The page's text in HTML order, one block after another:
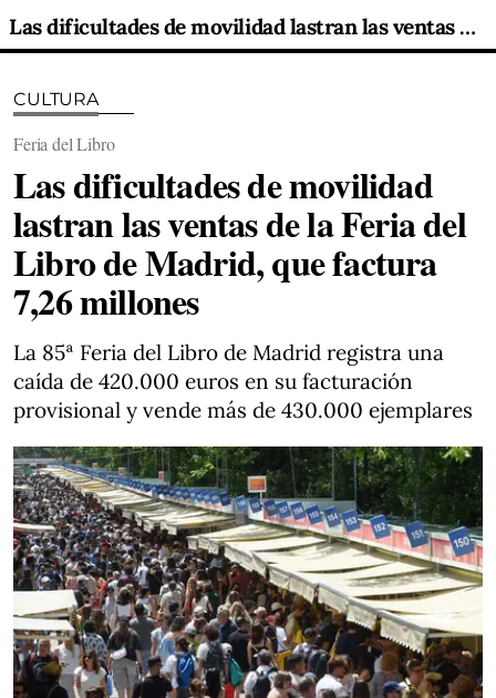
Las dificultades de movilidad lastran las ventas de la Feria del Libro de Madrid, que factura 7,26 millones
CULTURA
Feria del Libro
Las dificultades de movilidad
lastran las ventas de la Feria del
Libro de Madrid, que factura
7,26 millones
La 85ª Feria del Libro de Madrid registra una
caída de 420.000 euros en su facturación
provisional y vende más de 430.000 ejemplares